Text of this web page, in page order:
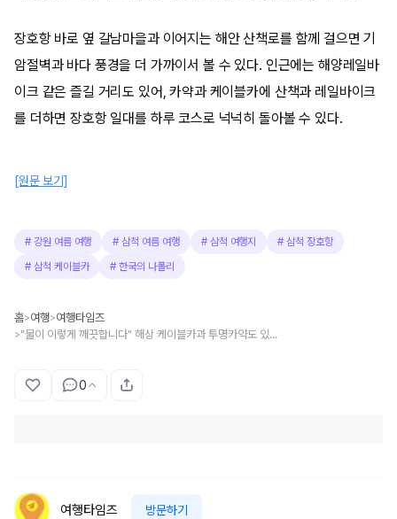
장호항 바로 옆 갈남마을과 이어지는 해안 산책로를 함께 걸으면 기
암절벽과 바다 풍경을 더 가까이서 볼 수 있다. 인근에는 해양레일바
이크 같은 즐길 거리도 있어, 카약과 케이블카에 산책과 레일바이크
를 더하면 장호항 일대를 하루 코스로 넉넉히 돌아볼 수 있다.
[원문 보기]
# 강원 여름 여행 #삼척 여름 여행 # 삼척 여행지 #삼척 장호항
# 삼척 케이블카 #한국의 나폴리
홈>여행>여행타임즈
> "물이 이렇게 깨끗합니다" 해상 케이블카과 투명카약도 있는 여름 바다 여행지
0
여행타임즈 방문하기